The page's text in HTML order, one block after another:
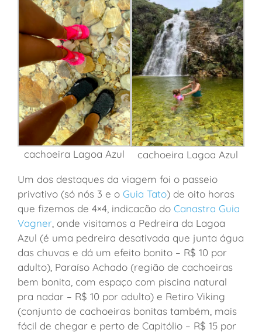
cachoeira Lagoa Azul
cachoeira Lagoa Azul
Um dos destaques da viagem foi o passeio
privativo (só nós 3 e o Guia Tato) de oito horas
que fizemos de 4×4, indicacão do Canastra Guia
Vagner, onde visitamos a Pedreira da Lagoa
Azul (é uma pedreira desativada que junta água
das chuvas e dá um efeito bonito – R$ 10 por
adulto), Paraíso Achado (região de cachoeiras
bem bonita, com espaço com piscina natural
pra nadar – R$ 10 por adulto) e Retiro Viking
(conjunto de cachoeiras bonitas também, mais
fácil de chegar e perto de Capitólio – R$ 15 por